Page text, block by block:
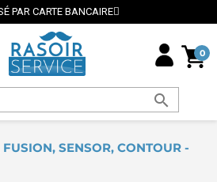
GRATUITE EN FRANCE
0
search
SENSOR, CONTOUR -